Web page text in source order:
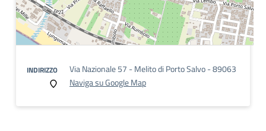
INDIRIZZO
Via Nazionale 57 - Melito di Porto Salvo - 89063
Naviga su Google Map